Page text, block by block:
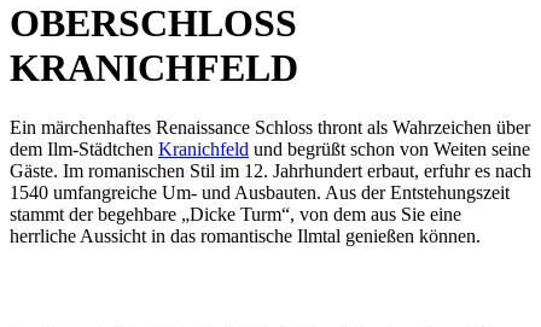
OBERSCHLOSS
KRANICHFELD
Ein märchenhaftes Renaissance Schloss thront als Wahrzeichen über
dem Ilm-Städtchen Kranichfeld und begrüßt schon von Weiten seine
Gäste. Im romanischen Stil im 12. Jahrhundert erbaut, erfuhr es nach
1540 umfangreiche Um- und Ausbauten. Aus der Entstehungszeit
stammt der begehbare „Dicke Turm“, von dem aus Sie eine
herrliche Aussicht in das romantische Ilmtal genießen können.